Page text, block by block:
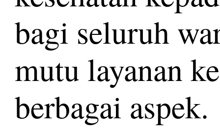
bagi seluruh
mutu layanan
berbagai aspek.